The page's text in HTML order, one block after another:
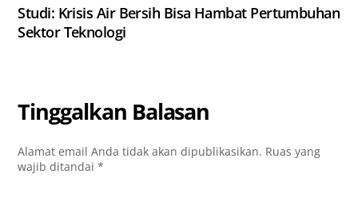
Studi: Krisis Air Bersih Bisa Hambat Pertumbuhan
Sektor Teknologi
Tinggalkan Balasan
Alamat email Anda tidak akan dipublikasikan. Ruas yang
wajib ditandai*